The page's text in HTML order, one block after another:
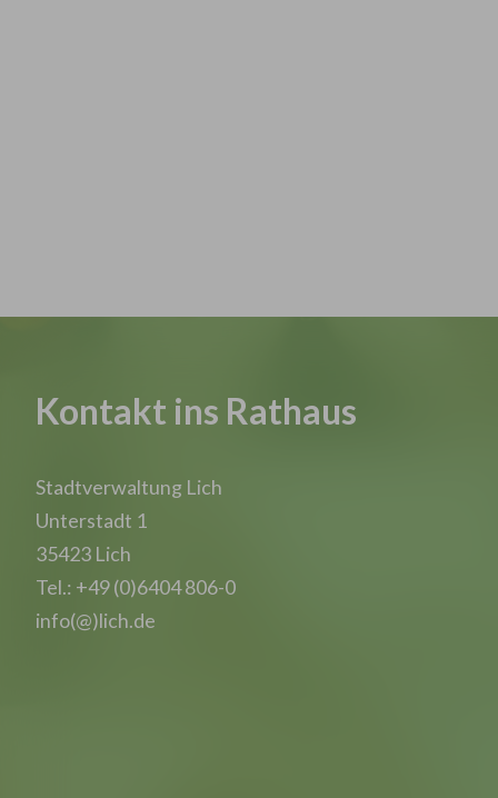
Kontakt ins Rathaus
Stadtverwaltung Lich
Unterstadt 1
35423 Lich
Tel.: +49 (0)6404 806-0
info(@)lich.de